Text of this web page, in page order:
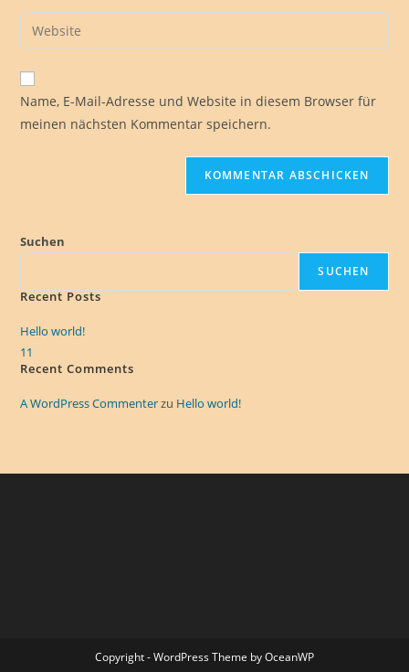
zum
Kommentieren
ein
E-
Mail-
zum
Kommentieren
ein
Gib
deine
Website-
URL
Name, E-Mail-Adresse und Website in diesem Browser für
meinen nächsten Kommentar speichern.
Suchen
SUCHEN
Recent Posts
Hello world!
11
Recent Comments
A WordPress Commenterzu Hello world!
Copyright - WordPress Theme by OceanWP